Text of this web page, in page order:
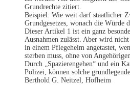
Grundrechte zitiert.
Beispiel: Wie weit darf staatlicher
Grundgesetzes, wonach die Würde
Dieser Artikel 1 ist ein ganz
Ausnahmen zulässt. Aber wird
in einem Pflegeheim angetastet,
sterben muss, ohne von
Durch „Spazierengehen“ und ein
Polizei, können solche
Berthold G. Neitzel, Hofheim